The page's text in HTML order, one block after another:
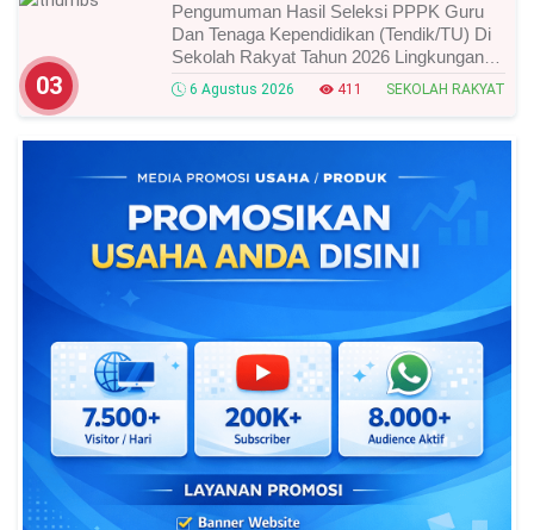
03
Pengumuman Hasil Seleksi PPPK Guru
Dan Tenaga Kependidikan (Tendik/TU) Di
Sekolah Rakyat Tahun 2026 Lingkungan
Kementerian Sosial RI, Ini Daftar Nama
Peserta Yang Lolos!
6 Agustus 2026 411 SEKOLAH RAKYAT